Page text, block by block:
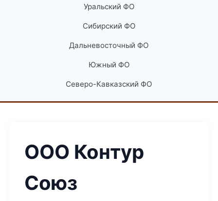
Уральский ФО
Сибирский ФО
Дальневосточный ФО
Южный ФО
Северо-Кавказский ФО
ООО Контур
Союз